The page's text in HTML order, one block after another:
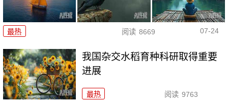
最热 阅读 8669 07-24
我国杂交水稻育种科研取得重要
进展
最热 阅读 9763